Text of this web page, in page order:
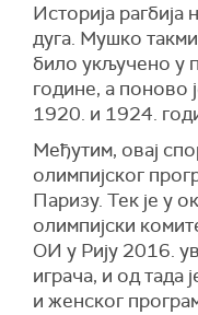
Историја рагбија
дуга. Мушко
било укључено у
године, а поново
1920. и 1924.
Међутим, овај
олимпијског
Паризу. Тек је у
олимпијски
ОИ у Рију 2016.
играча, и од тада
и женског